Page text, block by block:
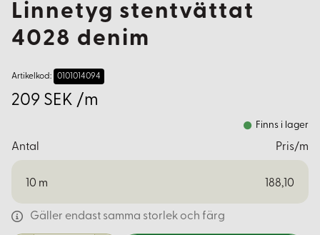
Linnetyg stentvättat
4028 denim
Artikelkod: 0101014094
209 SEK /m
Finns i lager
Antal Pris/m
10 m 188,10
Gäller endast samma storlek och färg